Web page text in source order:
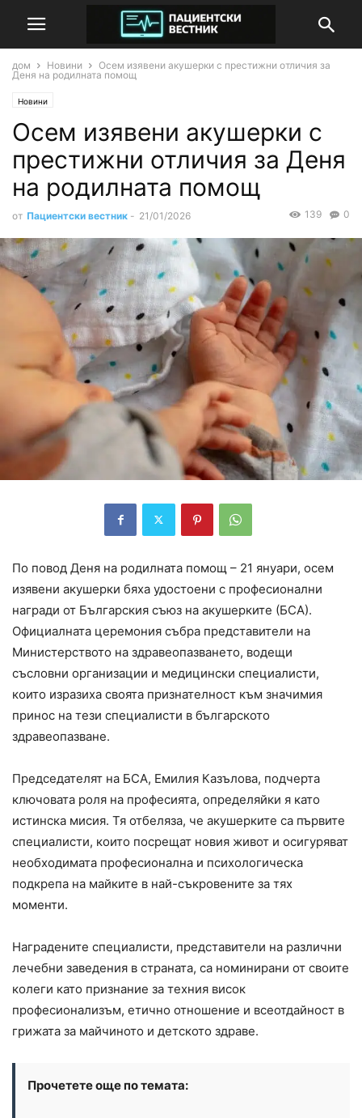
дом Новини
Осем изявени акушерки с престижни отличия за
Деня на родилната помощ
Новини
Осем изявени акушерки с
престижни отличия за Деня
на родилната помощ
от Пациентски вестник - 21/01/2026 0
139
По повод Деня на родилната помощ – 21 януари, осем
изявени акушерки бяха удостоени с професионални
награди от Българския съюз на акушерките (БСА).
Официалната церемония събра представители на
Министерството на здравеопазването, водещи
съсловни организации и медицински специалисти,
които изразиха своята признателност към значимия
принос на тези специалисти в българското
здравеопазване.
Председателят на БСА, Емилия Казълова, подчерта
ключовата роля на професията, определяйки я като
истинска мисия. Тя отбеляза, че акушерките са първите
специалисти, които посрещат новия живот и осигуряват
необходимата професионална и психологическа
подкрепа на майките в най-съкровените за тях
моменти.
Наградените специалисти, представители на различни
лечебни заведения в страната, са номинирани от своите
колеги като признание за техния висок
професионализъм, етично отношение и всеотдайност в
грижата за майчиното и детското здраве.
Прочетете още по темата: